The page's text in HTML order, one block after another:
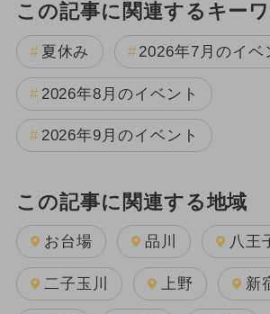
この記事に関連するキー
夏休み 2026年7月のイベ
2026年8月のイベント
2026年9月のイベント
この記事に関連する地域
お台場 品川 八王
二子玉川 上野 新